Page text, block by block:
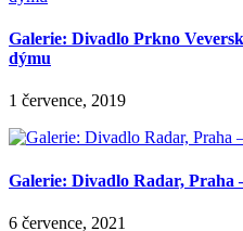
Galerie: Divadlo Prkno
dýmu
1 července, 2019
Galerie: Divadlo Radar, Praha
6 července, 2021